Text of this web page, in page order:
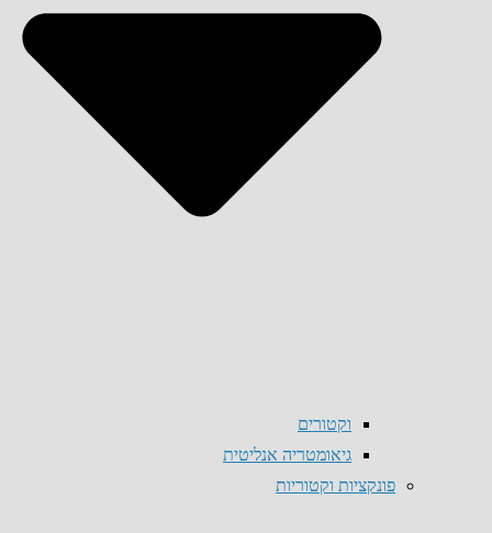
וקטורים
גיאומטריה אנליטית
פונקציות וקטוריות